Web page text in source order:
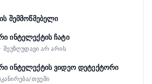
შემმოწმებელი
ინტელექტის ჩატი
შეუზღუდავი არ არის
ინტელექტის ვიდეო დეტექტორი
თვეში